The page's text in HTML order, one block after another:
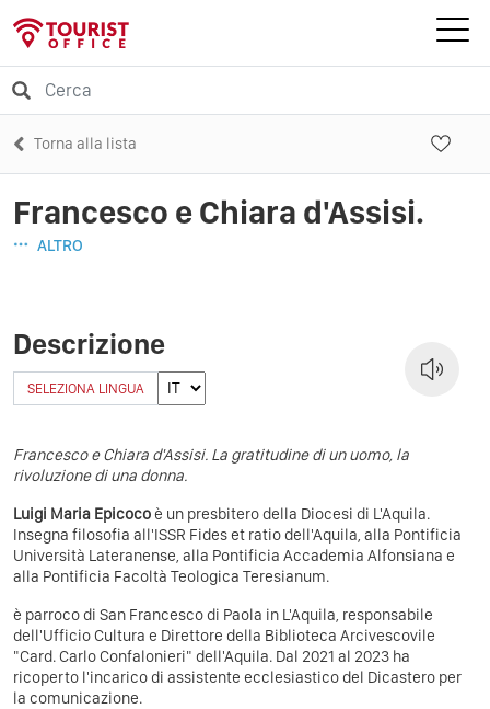
Torna alla lista
Francesco e Chiara d'Assisi.
ALTRO
Descrizione
SELEZIONA LINGUA
Francesco e Chiara d'Assisi. La gratitudine di un uomo, la
rivoluzione di una donna.
Luigi Maria Epicocoè un presbitero della Diocesi di L'Aquila.
Insegna filosofia all'ISSR Fides et ratio dell'Aquila, alla Pontificia
Università Lateranense, alla Pontificia Accademia Alfonsiana e
alla Pontificia Facoltà Teologica Teresianum.
è parroco di San Francesco di Paola in L'Aquila, responsabile
dell'Ufficio Cultura e Direttore della Biblioteca Arcivescovile
"Card. Carlo Confalonieri" dell'Aquila. Dal 2021 al 2023 ha
ricoperto l'incarico di assistente ecclesiastico del Dicastero per
la comunicazione.